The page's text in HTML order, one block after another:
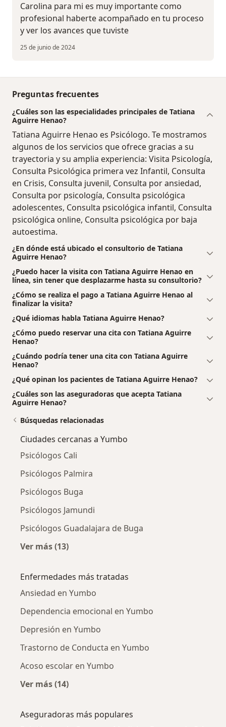
Carolina para mi es muy importante como
profesional haberte acompañado en tu proceso
y ver los avances que tuviste
25 de junio de 2024
Preguntas frecuentes
¿Cuáles son las especialidades principales de Tatiana
Aguirre Henao?
Tatiana Aguirre Henao es Psicólogo. Te mostramos
algunos de los servicios que ofrece gracias a su
trayectoria y su amplia experiencia: Visita Psicología,
Consulta Psicológica primera vez Infantil, Consulta
en Crisis, Consulta juvenil, Consulta por ansiedad,
Consulta por psicología, Consulta psicológica
adolescentes, Consulta psicológica infantil, Consulta
psicológica online, Consulta psicológica por baja
autoestima.
¿En dónde está ubicado el consultorio de Tatiana
Aguirre Henao?
¿Puedo hacer la visita con Tatiana Aguirre Henao en
línea, sin tener que desplazarme hasta su consultorio?
¿Cómo se realiza el pago a Tatiana Aguirre Henao al
finalizar la visita?
¿Qué idiomas habla Tatiana Aguirre Henao?
¿Cómo puedo reservar una cita con Tatiana Aguirre
Henao?
¿Cuándo podría tener una cita con Tatiana Aguirre
Henao?
¿Qué opinan los pacientes de Tatiana Aguirre Henao?
¿Cuáles son las aseguradoras que acepta Tatiana
Aguirre Henao?
Búsquedas relacionadas
Ciudades cercanas a Yumbo
Psicólogos Cali
Psicólogos Palmira
Psicólogos Buga
Psicólogos Jamundi
Psicólogos Guadalajara de Buga
Ver más (13)
Enfermedades más tratadas
Ansiedad en Yumbo
Dependencia emocional en Yumbo
Depresión en Yumbo
Trastorno de Conducta en Yumbo
Acoso escolar en Yumbo
Ver más (14)
Aseguradoras más populares